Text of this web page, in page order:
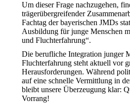
Um dieser Frage nachzugehen,
trägerübergreifender
Fachtag der bayerischen JMDs
Ausbildung für junge Menschen
und Fluchterfahrung“.
Die berufliche Integration junger
Fluchterfahrung steht aktuell vor
Herausforderungen. Während
auf eine schnelle Vermittlung in
bleibt unsere Überzeugung klar:
Vorrang!